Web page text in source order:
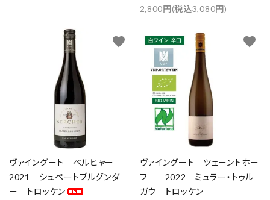
2,800円(税込3,080円)
ヴァイングート ベルヒャー
2021 シュペートブルグンダ
ー トロッケン
favorite
ヴァイングート ツェーントホー
フ 2022 ミュラー・トゥル
ガウ トロッケン
favorite